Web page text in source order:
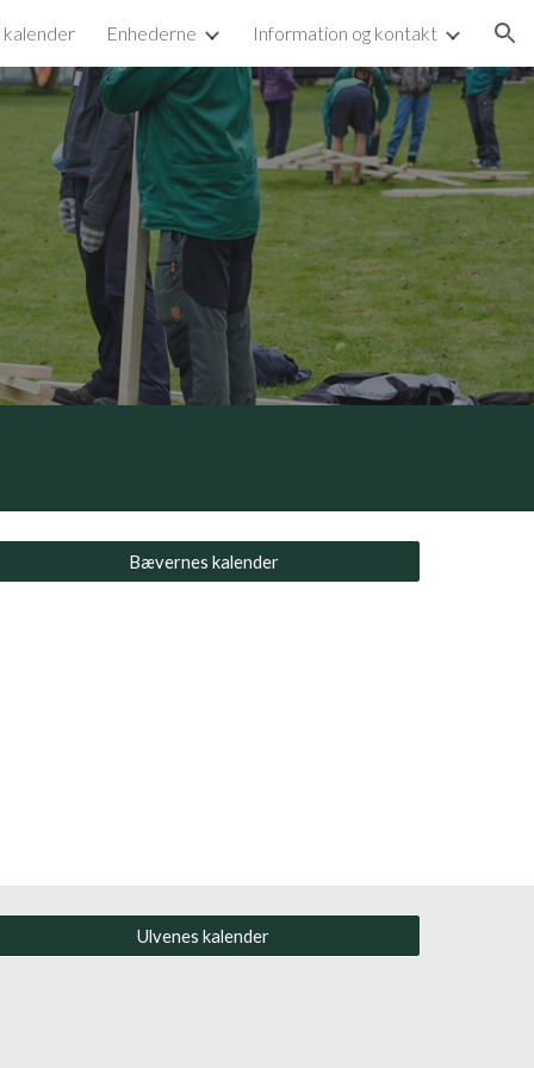
Enhederne Information og kontakt
Bævernes kalender
Ulvenes kalender